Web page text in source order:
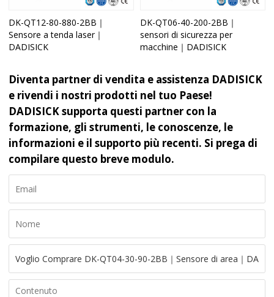
DK-QT12-80-880-2BB｜
Sensore a tenda laser｜
DADISICK
DK-QT06-40-200-2BB｜
sensori di sicurezza per
macchine｜DADISICK
Diventa partner di vendita e assistenza DADISICK
e rivendi i nostri prodotti nel tuo Paese!
DADISICK supporta questi partner con la
formazione, gli strumenti, le conoscenze, le
informazioni e il supporto più recenti. Si prega di
compilare questo breve modulo.